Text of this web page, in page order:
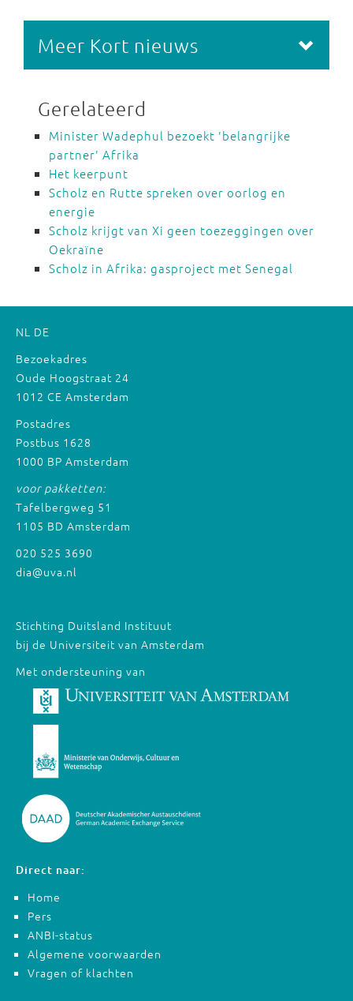
Meer Kort nieuws
Gerelateerd
Minister Wadephul bezoekt 'belangrijke
partner' Afrika
Het keerpunt
Scholz en Rutte spreken over oorlog en
energie
Scholz krijgt van Xi geen toezeggingen over
Oekraïne
Scholz in Afrika: gasproject met Senegal
NL DE
Bezoekadres
Oude Hoogstraat 24
1012 CE Amsterdam
Postadres
Postbus 1628
1000 BP Amsterdam
voor pakketten:
Tafelbergweg 51
1105 BD Amsterdam
020 525 3690
dia@uva.nl
Stichting Duitsland Instituut
bij de Universiteit van Amsterdam
Met ondersteuning van
Direct naar:
Home
Pers
ANBI-status
Algemene voorwaarden
Vragen of klachten